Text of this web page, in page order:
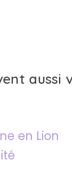
aussi
en Lion